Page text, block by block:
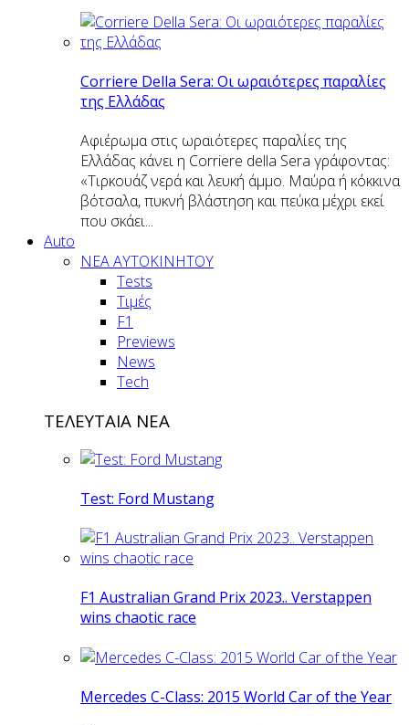
Corriere Della Sera: Οι ωραιότερες παραλίες
της Ελλάδας
Αφιέρωμα στις ωραιότερες παραλίες της
Ελλάδας κάνει η Corriere della Sera γράφοντας:
«Τιρκουάζ νερά και λευκή άμμο. Μαύρα ή κόκκινα
βότσαλα, πυκνή βλάστηση και πεύκα μέχρι εκεί
που σκάει...
Auto
NEA AYTOKINHTOY
Tests
Τιμές
F1
Previews
News
Tech
ΤΕΛΕΥΤΑΙΑ ΝΕΑ
Test: Ford Mustang
F1 Australian Grand Prix 2023.. Verstappen
wins chaotic race
Mercedes C-Class: 2015 World Car of the Year